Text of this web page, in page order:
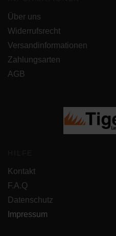
Über uns
Widerrufsrecht
Versandinformationen
Zahlungsarten
AGB
Kontakt
F.A.Q
Datenschutz
Impressum